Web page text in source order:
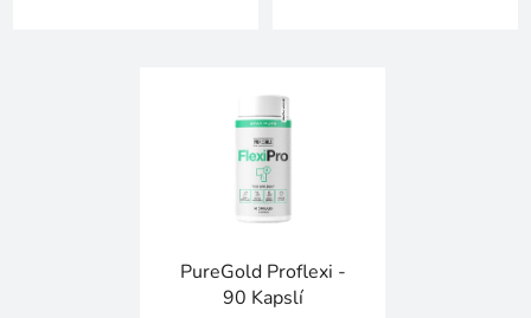
PureGold Proflexi -
90 Kapslí